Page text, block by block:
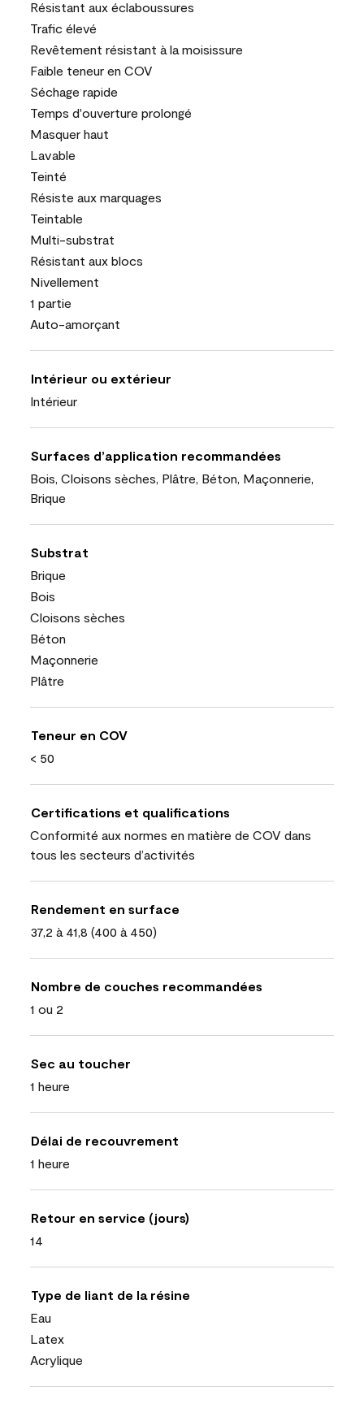
Résistant aux éclaboussures
Trafic élevé
Revêtement résistant à la moisissure
Faible teneur en COV
Séchage rapide
Temps d'ouverture prolongé
Masquer haut
Lavable
Teinté
Résiste aux marquages
Teintable
Multi-substrat
Résistant aux blocs
Nivellement
1 partie
Auto-amorçant
Intérieur ou extérieur
Intérieur
Surfaces d’application recommandées
Bois, Cloisons sèches, Plâtre, Béton, Maçonnerie,
Brique
Substrat
Brique
Bois
Cloisons sèches
Béton
Maçonnerie
Plâtre
Teneur en COV
< 50
Certifications et qualifications
Conformité aux normes en matière de COV dans
tous les secteurs d’activités
Rendement en surface
37,2 à 41,8 (400 à 450)
Nombre de couches recommandées
1 ou 2
Sec au toucher
1 heure
Délai de recouvrement
1 heure
Retour en service (jours)
14
Type de liant de la résine
Eau
Latex
Acrylique